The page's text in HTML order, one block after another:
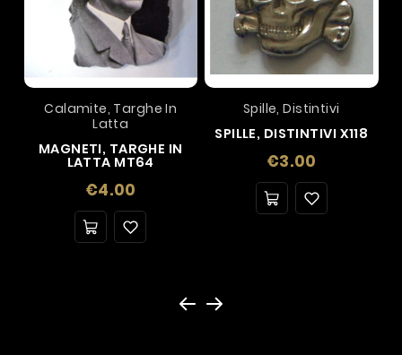
Calamite, Targhe In
Latta
MAGNETI, TARGHE IN
LATTA MT64
€4.00
Spille, Distintivi
SPILLE, DISTINTIVI X118
€3.00